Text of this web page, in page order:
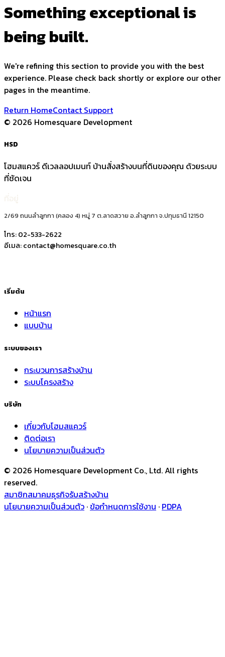
Somethingexceptionalis
being built.
We're refining this section to provide you with the best
experience. Please check back shortly or explore our other
pages in the meantime.
Return HomeContact Support
© 2026 Homesquare Development
HSD
โฮมสแควร์ ดีเวลลอปเมนท์ บ้านสั่งสร้างบนที่ดินของคุณ ด้วยระบบ
ที่ชัดเจน
2/69 ถนนลำลูกกา (คลอง 4) หมู่ 7 ต.ลาดสวาย อ.ลำลูกกา จ.ปทุมธานี 12150
โทร:02-533-2622
อีเมล:contact@homesquare.co.th
เริ่มต้น
หน้าแรก
แบบบ้าน
ระบบของเรา
กระบวนการสร้างบ้าน
ระบบโครงสร้าง
บริษัท
เกี่ยวกับโฮมสแควร์
ติดต่อเรา
นโยบายความเป็นส่วนตัว
© 2026 Homesquare Development Co., Ltd. All rights
reserved.
สมาชิกสมาคมธุรกิจรับสร้างบ้าน
นโยบายความเป็นส่วนตัว ·ข้อกำหนดการใช้งาน · PDPA